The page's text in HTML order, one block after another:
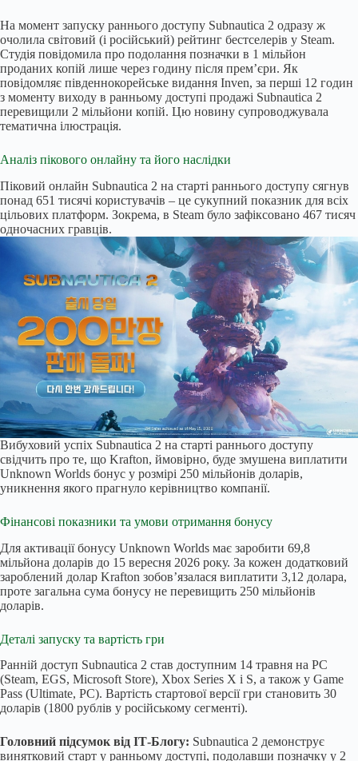
На момент запуску раннього доступу Subnautica 2 одразу ж
очолила світовий (і російський) рейтинг бестселерів у Steam.
Студія повідомила про подолання позначки в 1 мільйон
проданих копій лише через годину після прем’єри. Як
повідомляє південнокорейське видання Inven, за перші 12 годин
з моменту виходу в ранньому доступі продажі Subnautica 2
перевищили 2 мільйони копій. Цю новину супроводжувала
тематична ілюстрація.
Аналіз пікового онлайну та його наслідки
Піковий онлайн Subnautica 2 на старті раннього доступу сягнув
понад 651 тисячі користувачів – це сукупний показник для всіх
цільових платформ. Зокрема, в Steam було зафіксовано 467 тисяч
одночасних гравців.
Вибуховий успіх Subnautica 2 на старті раннього доступу
свідчить про те, що Krafton, ймовірно, буде змушена виплатити
Unknown Worlds бонус у розмірі 250 мільйонів доларів,
уникнення якого прагнуло керівництво компанії.
Фінансові показники та умови отримання бонусу
Для активації бонусу Unknown Worlds має заробити 69,8
мільйона доларів до 15 вересня 2026 року. За кожен додатковий
зароблений долар Krafton зобов’язалася виплатити 3,12 долара,
проте загальна сума бонусу не перевищить 250 мільйонів
доларів.
Деталі запуску та вартість гри
Ранній доступ Subnautica 2 став доступним 14 травня на PC
(Steam, EGS, Microsoft Store), Xbox Series X і S, а також у Game
Pass (Ultimate, PC). Вартість стартової версії гри становить 30
доларів (1800 рублів у російському сегменті).
Головний підсумок від ІТ-Блогу: Subnautica 2 демонструє
винятковий старт у ранньому доступі, подолавши позначку у 2